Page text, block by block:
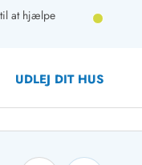
at hjælpe
UDLEJ DIT HUS